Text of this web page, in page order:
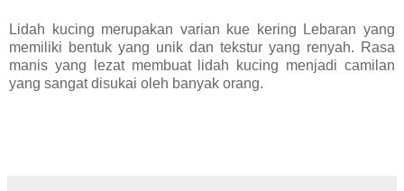
Lidah kucing merupakan varian kue kering Lebaran yang
memiliki bentuk yang unik dan tekstur yang renyah. Rasa
manis yang lezat membuat lidah kucing menjadi camilan
yang sangat disukai oleh banyak orang.